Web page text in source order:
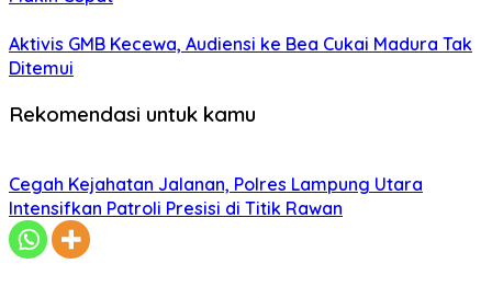
Aktivis GMB Kecewa, Audiensi ke Bea Cukai Madura Tak
Ditemui
Rekomendasi untuk kamu
Cegah Kejahatan Jalanan, Polres Lampung Utara
Intensifkan Patroli Presisi di Titik Rawan